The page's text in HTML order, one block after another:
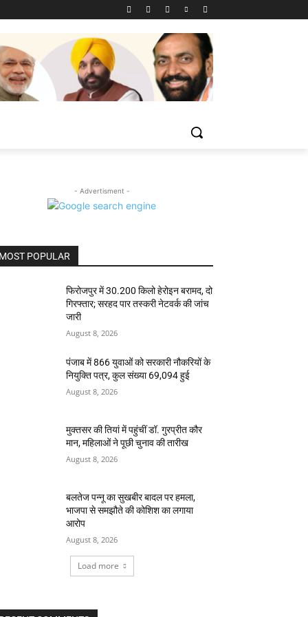
- Advertisment -
MOST POPULAR
फिरोजपुर में 30.200 किलो हेरोइन बरामद, दो
गिरफ्तार; सरहद पार तस्करी नेटवर्क की जांच
जारी
August 8, 2026
पंजाब में 866 युवाओं को सरकारी नौकरियों के
नियुक्ति पत्र, कुल संख्या 69,094 हुई
August 8, 2026
मुक्तसर की तियां में पहुंचीं डॉ. गुरप्रीत कौर
मान, महिलाओं ने पूछी चुनाव की तारीख
August 8, 2026
बलतेज पन्नू का सुखबीर बादल पर हमला,
भाजपा से समझौते की कोशिश का लगाया
आरोप
August 8, 2026
Load more